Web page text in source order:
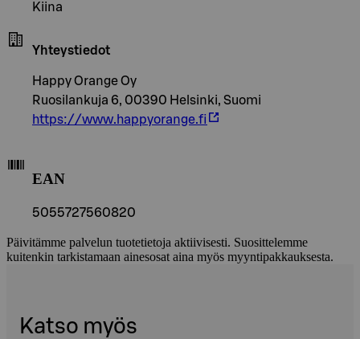
Kiina
Yhteystiedot
Happy Orange Oy
Ruosilankuja 6, 00390 Helsinki, Suomi
https://www.happyorange.fi
EAN
5055727560820
Päivitämme palvelun tuotetietoja aktiivisesti. Suosittelemme
kuitenkin tarkistamaan ainesosat aina myös myyntipakkauksesta.
Katso myös